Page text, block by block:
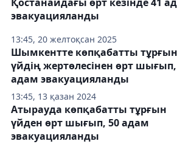
13:45, 20 желтоқсан 2025
Қостанайдағы өрт кезінде 41
эвакуацияланды
13:45, 13 қазан 2024
Шымкентте көпқабатты тұрғын
үйдің жертөлесінен өрт
адам эвакуацияланды
Атырауда көпқабатты тұрғын
үйден өрт шығып, 50 адам
эвакуацияланды